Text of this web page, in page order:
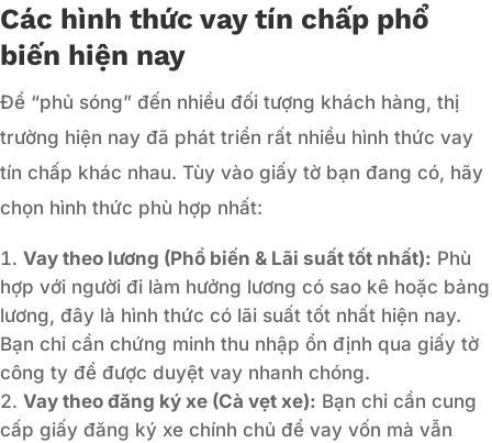
Các hình thức vay tín chấp phổ
biến hiện nay
Để “phủ sóng” đến nhiều đối tượng khách hàng, thị
trường hiện nay đã phát triển rất nhiều hình thức vay
tín chấp khác nhau. Tùy vào giấy tờ bạn đang có, hãy
chọn hình thức phù hợp nhất:
Vay theo lương (Phổ biến & Lãi suất tốt nhất): Phù
hợp với người đi làm hưởng lương có sao kê hoặc bảng
lương, đây là hình thức có lãi suất tốt nhất hiện nay.
Bạn chỉ cần chứng minh thu nhập ổn định qua giấy tờ
công ty để được duyệt vay nhanh chóng.
Vay theo đăng ký xe (Cà vẹt xe): Bạn chỉ cần cung
cấp giấy đăng ký xe chính chủ để vay vốn mà vẫn